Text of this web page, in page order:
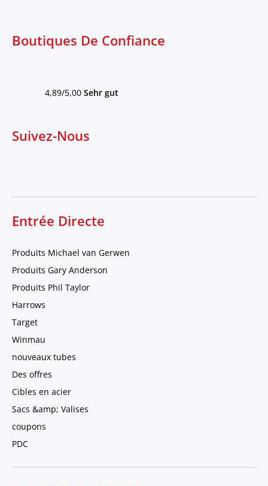
Boutiques De Confiance
4,89/5,00 Sehr gut
Suivez-Nous
Entrée Directe
Produits Michael van Gerwen
Produits Gary Anderson
Produits Phil Taylor
Harrows
Target
Winmau
nouveaux tubes
Des offres
Cibles en acier
Sacs &amp; Valises
coupons
PDC